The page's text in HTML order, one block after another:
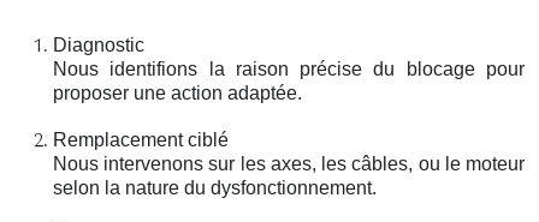
Diagnostic
Nous identifions la raison précise du blocage pour
proposer une action adaptée.
Remplacement ciblé
Nous intervenons sur les axes, les câbles, ou le moteur
selon la nature du dysfonctionnement.